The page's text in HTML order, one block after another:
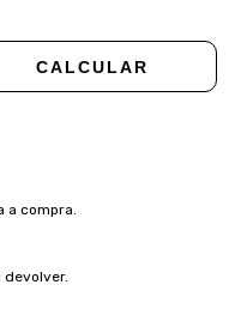
CALCULAR
compra.